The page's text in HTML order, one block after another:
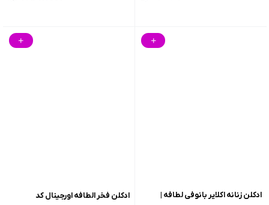
​ادکلن زنانه اکلایر بانوفی لطافه |
ادکلن فخر الطافه اورجینال کد